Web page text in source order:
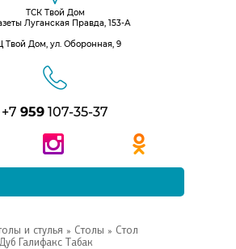
ТСК Твой Дом
Луганская Правда, 153-А
Твой Дом, ул. Оборонная, 9
+7 959 107-35-37
и стулья » Столы » Стол
Галифакс Табак